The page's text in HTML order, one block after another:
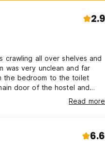
2.9
crawling all over shelves and
was very unclean and far
door of the hostel and
is also no staff present
Read more
6.6